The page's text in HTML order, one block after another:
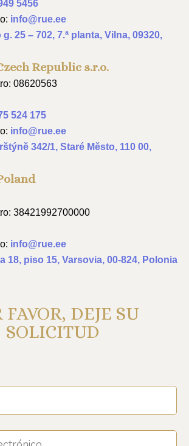
5456
info@rue.ee
g. 25 – 702, 7.ª planta, Vilna, 09320,
Republic s.r.o.
08620563
524 175
info@rue.ee
342/1, Staré Město, 110 00,
38421992700000
info@rue.ee
18, piso 15, Varsovia, 00-824, Polonia
FAVOR, DEJE SU
SOLICITUD